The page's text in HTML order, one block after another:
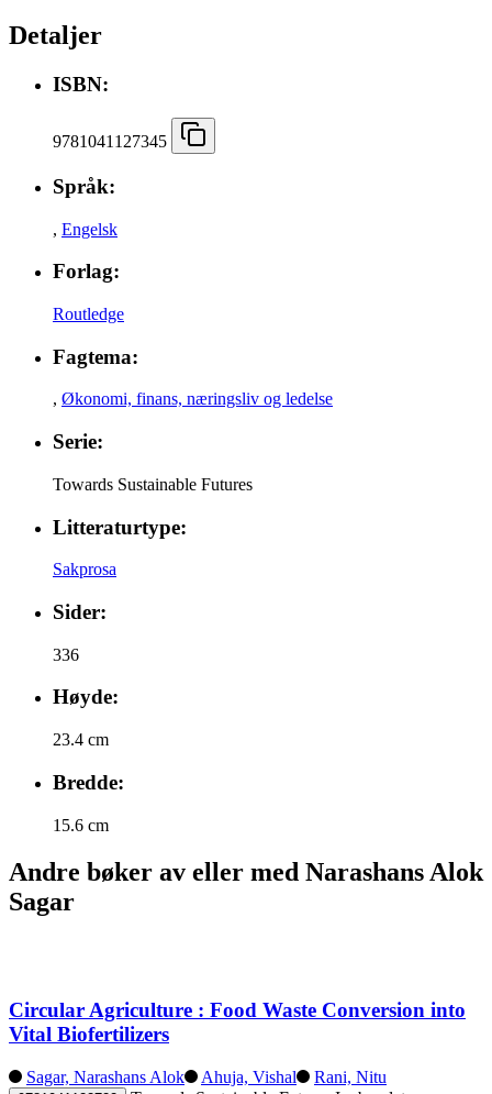
Detaljer
ISBN:
9781041127345
Språk:
, Engelsk
Forlag:
Routledge
Fagtema:
, Økonomi, finans, næringsliv og ledelse
Serie:
Towards Sustainable Futures
Litteraturtype:
Sakprosa
Sider:
336
Høyde:
23.4 cm
Bredde:
15.6 cm
Andre bøker av eller med Narashans Alok
Sagar
Circular Agriculture : Food Waste Conversion into
Vital Biofertilizers
Sagar, Narashans Alok Ahuja, Vishal Rani, Nitu